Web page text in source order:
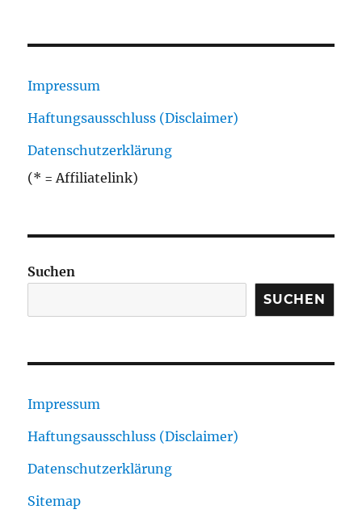
Impressum
Haftungsausschluss (Disclaimer)
Datenschutzerklärung
(* = Affiliatelink)
Suchen
SUCHEN
Impressum
Haftungsausschluss (Disclaimer)
Datenschutzerklärung
Sitemap